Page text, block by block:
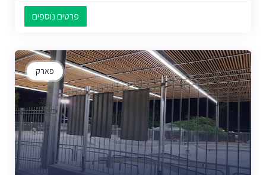
פרטים נוספים
פארק